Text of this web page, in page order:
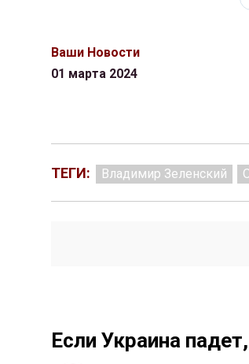
Ваши Новости
01 марта 2024
ТЕГИ: Владимир Зеленский
Если Украина